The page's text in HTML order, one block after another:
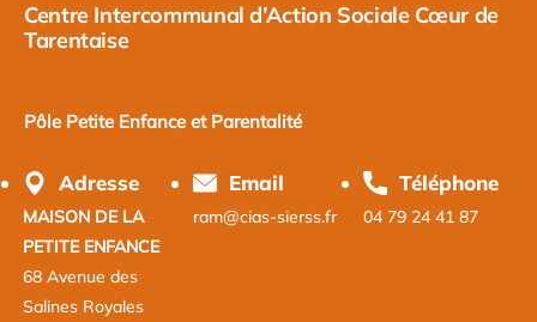
Centre Intercommunal d’Action Sociale Cœur de
Tarentaise
Pôle Petite Enfance et Parentalité
Adresse
MAISON DE LA
PETITE ENFANCE
68 Avenue des
Salines Royales
Email
ram@cias-sierss.fr
Téléphone
04 79 24 41 87